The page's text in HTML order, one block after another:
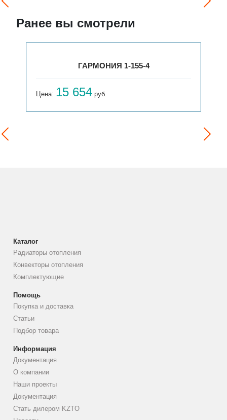
Ранее вы смотрели
ГАРМОНИЯ 1-155-4
Цена: 15 654 руб.
Каталог
Радиаторы отопления
Конвекторы отопления
Комплектующие
Помощь
Покупка и доставка
Статьи
Подбор товара
Информация
Документация
О компании
Наши проекты
Документация
Стать дилером KZTO